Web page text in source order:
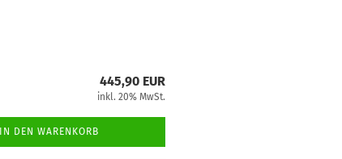
445,90 EUR
inkl. 20% MwSt.
IN DEN WARENKORB